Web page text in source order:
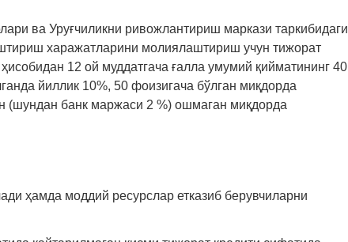
ва Уруғчиликни ривожлантириш маркази таркибидаги
харажатларини молиялаштириш учун тижорат
12 ой муддатгача ғалла умумий қийматининг 40
йиллик 10%, 50 фоизигача бўлган миқдорда
(шундан банк маржаси 2 %) ошмаган миқдорда
ҳамда моддий ресурслар етказиб берувчиларни